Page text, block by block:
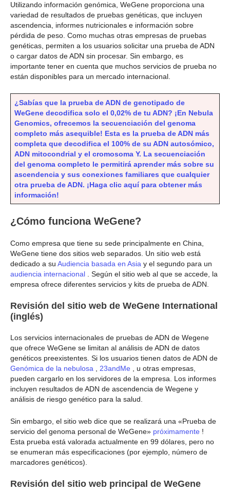
Utilizando información genómica, WeGene proporciona una
variedad de resultados de pruebas genéticas, que incluyen
ascendencia, informes nutricionales e información sobre
pérdida de peso. Como muchas otras empresas de pruebas
genéticas, permiten a los usuarios solicitar una prueba de ADN
o cargar datos de ADN sin procesar. Sin embargo, es
importante tener en cuenta que muchos servicios de prueba no
están disponibles para un mercado internacional.
¿Sabías que la prueba de ADN de genotipado de
WeGene decodifica solo el 0,02% de tu ADN? ¡En Nebula
Genomics, ofrecemos la secuenciación del genoma
completo más asequible! Esta es la prueba de ADN más
completa que decodifica el 100% de su ADN autosómico,
ADN mitocondrial y el cromosoma Y. La secuenciación
del genoma completo le permitirá aprender más sobre su
ascendencia y sus conexiones familiares que cualquier
otra prueba de ADN. ¡Haga clic aquí para obtener más
información!
¿Cómo funciona WeGene?
Como empresa que tiene su sede principalmente en China,
WeGene tiene dos sitios web separados. Un sitio web está
dedicado a su Audiencia basada en Asia y el segundo para un
audiencia internacional . Según el sitio web al que se accede, la
empresa ofrece diferentes servicios y kits de prueba de ADN.
Revisión del sitio web de WeGene International
(inglés)
Los servicios internacionales de pruebas de ADN de Wegene
que ofrece WeGene se limitan al análisis de ADN de datos
genéticos preexistentes. Si los usuarios tienen datos de ADN de
Genómica de la nebulosa
23andMe , u otras empresas,
pueden cargarlo en los servidores de la empresa. Los informes
incluyen resultados de ADN de ascendencia de Wegene y
análisis de riesgo genético para la salud.
Sin embargo, el sitio web dice que se realizará una «Prueba de
servicio del genoma personal de WeGene» próximamente !
Esta prueba está valorada actualmente en 99 dólares, pero no
se enumeran más especificaciones (por ejemplo, número de
marcadores genéticos).
Revisión del sitio web principal de WeGene